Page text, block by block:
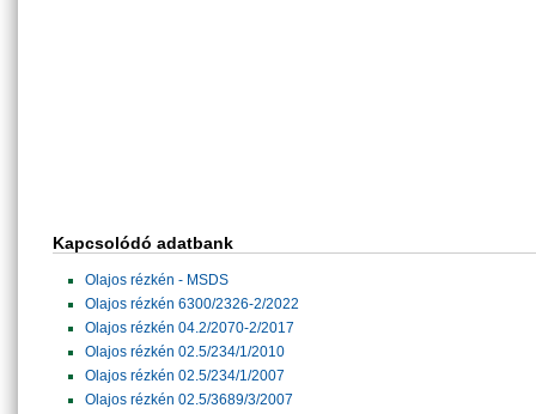
Kapcsolódó adatbank
Olajos rézkén - MSDS
Olajos rézkén 6300/2326-2/2022
Olajos rézkén 04.2/2070-2/2017
Olajos rézkén 02.5/234/1/2010
Olajos rézkén 02.5/234/1/2007
Olajos rézkén 02.5/3689/3/2007